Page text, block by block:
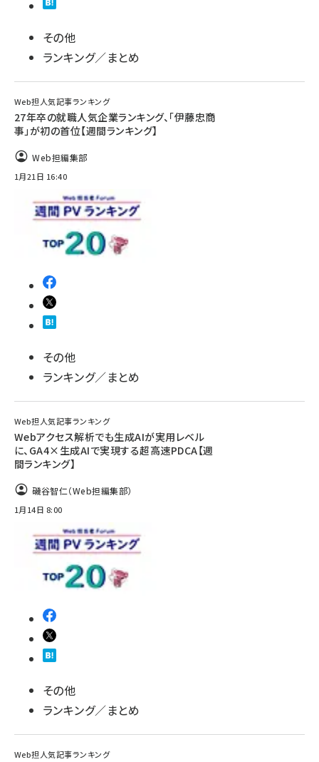
その他
ランキング／まとめ
Web担人気記事ランキング
27年卒の就職人気企業ランキング、「伊藤忠商
事」が初の首位【週間ランキング】
Web担編集部
1月21日 16:40
その他
ランキング／まとめ
Web担人気記事ランキング
Webアクセス解析でも生成AIが実用レベル
に、GA4×生成AIで実現する超高速PDCA【週
間ランキング】
磯谷智仁（Web担編集部）
1月14日 8:00
その他
ランキング／まとめ
Web担人気記事ランキング